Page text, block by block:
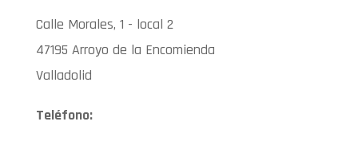
Calle Morales, 1 - local 2
47195 Arroyo de la Encomienda
Valladolid
Teléfono: